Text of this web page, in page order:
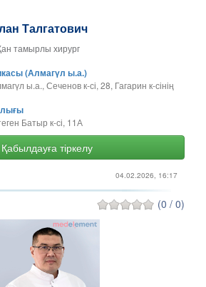
Талгатович
тамырлы хирург
(Алмагүл ы.а.)
ы.а., Сеченов к-сі, 28, Гагарин к-сінің
Батыр к-сі, 11А
Қабылдауға тіркелу
04.02.2026, 16:17
(0 / 0)